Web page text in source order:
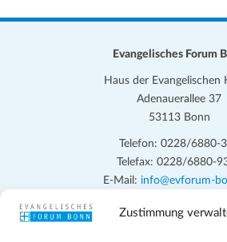
Zustimmung
Evangelisches Forum
Haus der Evangelischen
Adenauerallee 37
53113 Bonn
Telefon: 0228/6880-
Telefax: 0228/6880-
E-Mail: info@evforum-
Das Evangelische Forum Bonn will